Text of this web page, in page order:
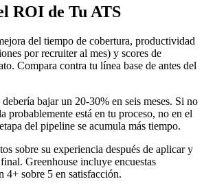
ROI de Tu ATS
del tiempo de cobertura, productividad
por recruiter al mes) y scores de
Compara contra tu línea base de antes del
bajar un 20-30% en seis meses. Si no
probablemente está en tu proceso, no en el
del pipeline se acumula más tiempo.
sobre su experiencia después de aplicar y
Greenhouse incluye encuestas
4+ sobre 5 en satisfacción.